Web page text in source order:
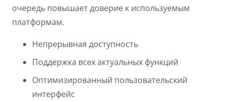
очередь повышает доверие к используемым
платформам.
Непрерывная доступность
Поддержка всех актуальных функций
Оптимизированный пользовательский
интерфейс